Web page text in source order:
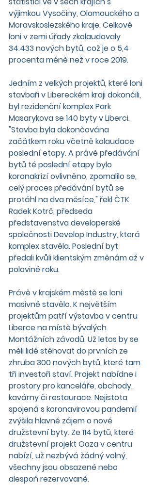
výjimkou Vysočiny, Olomouckého a
Moravskoslezského kraje. Celkově
loni v zemi úřady zkolaudovaly
34.433 nových bytů, což je o 5,4
procenta méně než v roce 2019.
Jedním z velkých projektů, které loni
stavbaři v Libereckém kraji dokončili,
byl rezidenční komplex Park
Masarykova se 140 byty v Liberci.
"Stavba byla dokončována
začátkem roku včetně kolaudace
poslední etapy. A právě předávání
bytů té poslední etapy bylo
koronakrizí ovlivněno, zpomalilo se,
celý proces předávání bytů se
protáhl na dva měsíce," řekl ČTK
Radek Kotrč, předseda
představenstva developerské
společnosti Develop Industry, která
komplex stavěla. Poslední byt
předali kvůli klientským změnám až v
polovině roku.
Právě v krajském městě se loni
masivně stavělo. K největším
projektům patří výstavba v centru
Liberce na místě bývalých
Montážních závodů. Už letos by se
měli lidé stěhovat do prvních ze
zhruba 300 nových bytů, které tam
tři investoři staví. Projekt nabídne i
prostory pro kanceláře, obchody,
kavárny či restaurace. Nejistota
spojená s koronavirovou pandemií
zvýšila hlavně zájem o nové
družstevní byty. Ze 114 bytů, které
družstevní projekt Oaza v centru
nabízí, už nezbývá žádný volný,
všechny jsou obsazené nebo
alespoň rezervované.